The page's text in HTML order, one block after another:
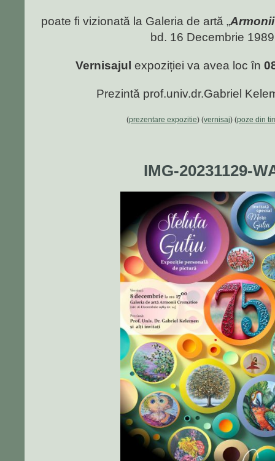
poate fi vizionată la Galeria de artă „
bd. 16 Decembrie
Vernisajul expoziției va avea loc în
Prezintă prof.univ.dr.Gabriel
(prezentare expozitie) (vernisaj) (poze din
IMG-20231129-